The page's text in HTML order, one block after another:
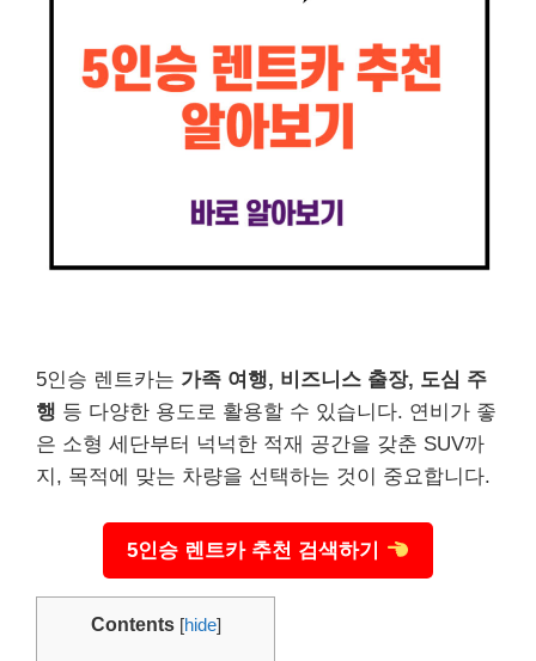
5인승 렌트카는 가족 여행, 비즈니스 출장, 도심 주
행 등 다양한 용도로 활용할 수 있습니다. 연비가 좋
은 소형 세단부터 넉넉한 적재 공간을 갖춘 SUV까
지, 목적에 맞는 차량을 선택하는 것이 중요합니다.
5인승 렌트카 추천 검색하기
Contents [hide]